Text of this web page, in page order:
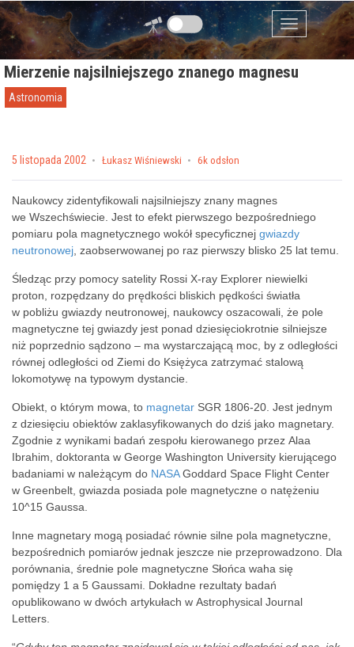
Przejdź do zawartości
Menu
Mierzenie najsilniejszego znanego magnesu
Astronomia
Posted on
5 listopada 2002 by Łukasz Wiśniewski 6k odsłon
Naukowcy zidentyfikowali najsilniejszy znany magnes
we Wszechświecie. Jest to efekt pierwszego bezpośredniego
pomiaru pola magnetycznego wokół specyficznej gwiazdy
neutronowej , zaobserwowanej po raz pierwszy blisko 25 lat temu.
Śledząc przy pomocy satelity Rossi X-ray Explorer niewielki
proton, rozpędzany do prędkości bliskich pędkości światła
w pobliżu gwiazdy neutronowej, naukowcy oszacowali, że pole
magnetyczne tej gwiazdy jest ponad dziesięciokrotnie silniejsze
niż poprzednio sądzono – ma wystarczającą moc, by z odległości
równej odległości od Ziemi do Księżyca zatrzymać stalową
lokomotywę na typowym dystancie.
Obiekt, o którym mowa, to magnetar SGR 1806-20. Jest jednym
z dziesięciu obiektów zaklasyfikowanych do dziś jako magnetary.
Zgodnie z wynikami badań zespołu kierowanego przez Alaa
Ibrahim, doktoranta w George Washington University kierującego
badaniami w należącym do NASAGoddard Space Flight Center
w Greenbelt, gwiazda posiada pole magnetyczne o natężeniu
10^15 Gaussa.
Inne magnetary mogą posiadać równie silne pola magnetyczne,
bezpośrednich pomiarów jednak jeszcze nie przeprowadzono. Dla
porównania, średnie pole magnetyczne Słońca waha się
pomiędzy 1 a 5 Gaussami. Dokładne rezultaty badań
opublikowano w dwóch artykułach w Astrophysical Journal
Letters.